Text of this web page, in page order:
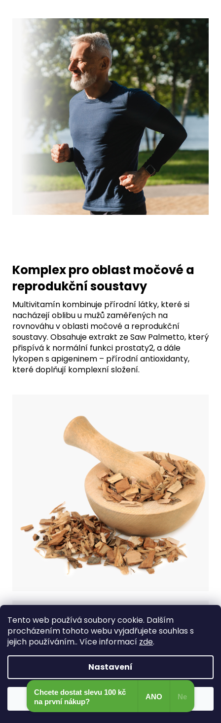
Tento web používá soubory cookie. Dalším
procházením tohoto webu vyjadřujete souhlas s
jejich používáním.. Více informací zde.
Nastavení
Souhlasím
Komplex pro oblast močové a
reprodukční soustavy
Multivitamín kombinuje přírodní látky, které si
nacházejí oblibu u mužů zaměřených na
rovnováhu v oblasti močové a reprodukční
soustavy. Obsahuje extrakt ze Saw Palmetto, který
přispívá k normální funkci prostaty2, a dále
lykopen s apigeninem – přírodní antioxidanty,
které doplňují komplexní složení.
Chcete dostat slevu 100 kč
na první nákup?​
ANO Ne